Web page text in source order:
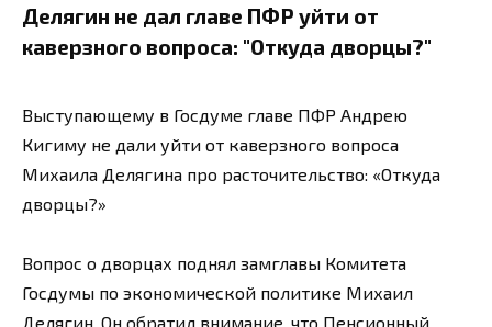
Делягин не дал главе ПФР уйти от
каверзного вопроса: "Откуда дворцы?"
Выступающему в Госдуме главе ПФР Андрею
Кигиму не дали уйти от каверзного вопроса
Михаила Делягина про расточительство: «Откуда
дворцы?»
Вопрос о дворцах поднял замглавы Комитета
Госдумы по экономической политике Михаил
Делягин. Он обратил внимание, что Пенсионный